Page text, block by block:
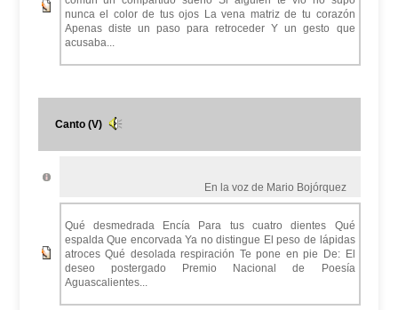
nunca el color de tus ojos La vena matriz de tu corazón
Apenas diste un paso para retroceder Y un gesto que
acusaba...
Canto (V)
En la voz de Mario Bojórquez
Qué desmedrada Encía Para tus cuatro dientes Qué
espalda Que encorvada Ya no distingue El peso de lápidas
atroces Qué desolada respiración Te pone en pie De: El
deseo postergado Premio Nacional de Poesía
Aguascalientes...